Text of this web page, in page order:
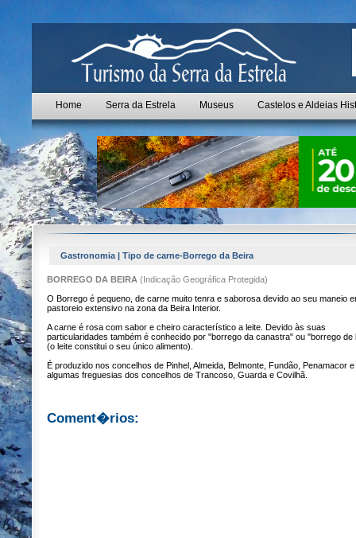
Home Serra da Estrela Museus Castelos e Aldeias
Gastronomia | Tipo de carne-Borrego da Beira
BORREGO DA BEIRA (Indicação Geográfica Protegida)
O Borrego é pequeno, de carne muito tenra e saborosa devido ao seu maneio
pastoreio extensivo na zona da Beira Interior.
A carne é rosa com sabor e cheiro característico a leite. Devido às suas
particularidades também é conhecido por "borrego da canastra" ou "borrego de
(o leite constitui o seu único alimento).
É produzido nos concelhos de Pinhel, Almeida, Belmonte, Fundão, Penamacor e
algumas freguesias dos concelhos de Trancoso, Guarda e Covilhã.
Coment�rios: